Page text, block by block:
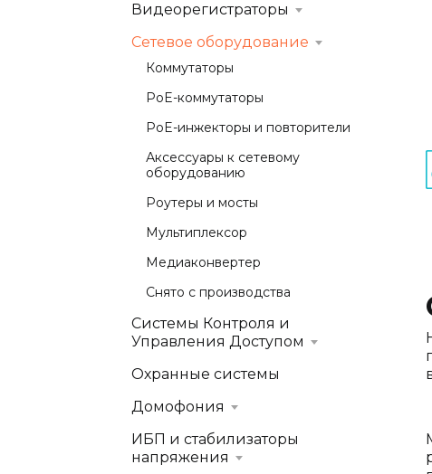
Видеорегистраторы
Сетевое оборудование
Коммутаторы
PoE-коммутаторы
PoE-инжекторы и повторители
Аксессуары к сетевому
оборудованию
Роутеры и мосты
Мультиплексор
Медиаконвертер
Снято с производства
Системы Контроля и
Управления Доступом
Охранные системы
Домофония
ИБП и стабилизаторы
напряжения